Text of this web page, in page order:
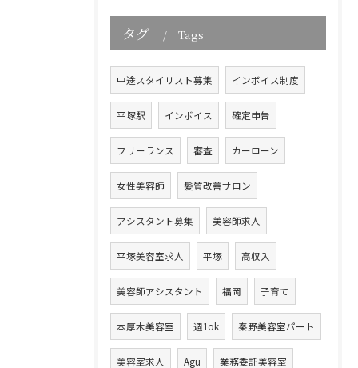
タグ Tags
中途スタイリスト募集 インボイス制度
平塚駅 インボイス 確定申告
フリーランス 審査 カーローン
女性美容師 髪質改善サロン
アシスタント募集 美容師求人
平塚美容室求人 平塚 高収入
美容師アシスタント 福岡 子育て
本厚木美容室 週1ok 秦野美容室パート
美容室求人 Agu 業務委託美容室